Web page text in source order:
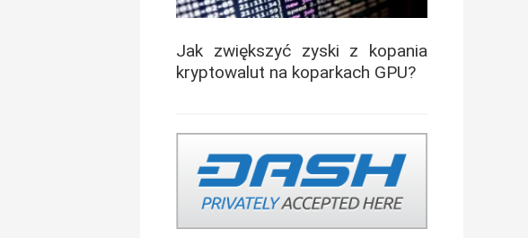
Jak zwiększyć zyski z kopania
kryptowalut na koparkach GPU?